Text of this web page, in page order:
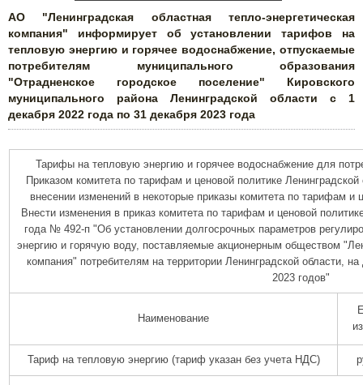
АО "Ленинградская областная тепло-энергетическая
компания" информирует об установлении тарифов на
тепловую энергию и горячее водоснабжение, отпускаемые
потребителям муниципального образования
"Отрадненское городское поселение" Кировского
муниципального района Ленинградской области с 1
декабря 2022 года по 31 декабря 2023 года
Тарифы на тепловую энергию и горячее водоснабжение для
Приказом комитета по тарифам и ценовой политике
внесении изменений в некоторые приказы комитета по тарифам и
Внести изменения в приказ комитета по тарифам и ценовой
года № 492-п "Об установлении долгосрочных параметров
энергию и горячую воду, поставляемые акционерным обществом
компания" потребителям на территории Ленинградской области,
2023 годов"
Наименование
Тариф на тепловую энергию (тариф указан без учета НДС)